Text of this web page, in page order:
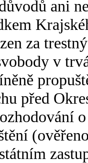
ani
za
v
před